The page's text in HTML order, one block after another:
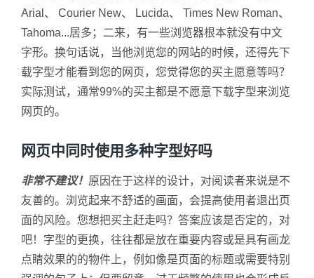
Arial、 Courier New、 Lucida、 Times New Roman、
Tahoma...居多；二来，有一些浏览器根本就没有中文
字形。换句话说，当他浏览您的网站的时候，还得先下
载字型才能看到您的网页，您觉得您的买主愿意等吗？
实际测试，通常99%的买主都是不愿意下载字型来浏览
网页的。
网页中同时使用多种字型好吗
非常不建议！ 原因在于这样的设计，对阅读者来说是不
友善的。浏览起来不舒适的画面，会提高使用者退出页
面的风险。您想把买主赶走吗？答案应该是否定的，对
吧！字型的更换，往往都是放在重要内容或是具有画龙
点睛效果的的物件上，例如像是页面的标题或需要特别